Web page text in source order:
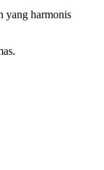
yang harmonis